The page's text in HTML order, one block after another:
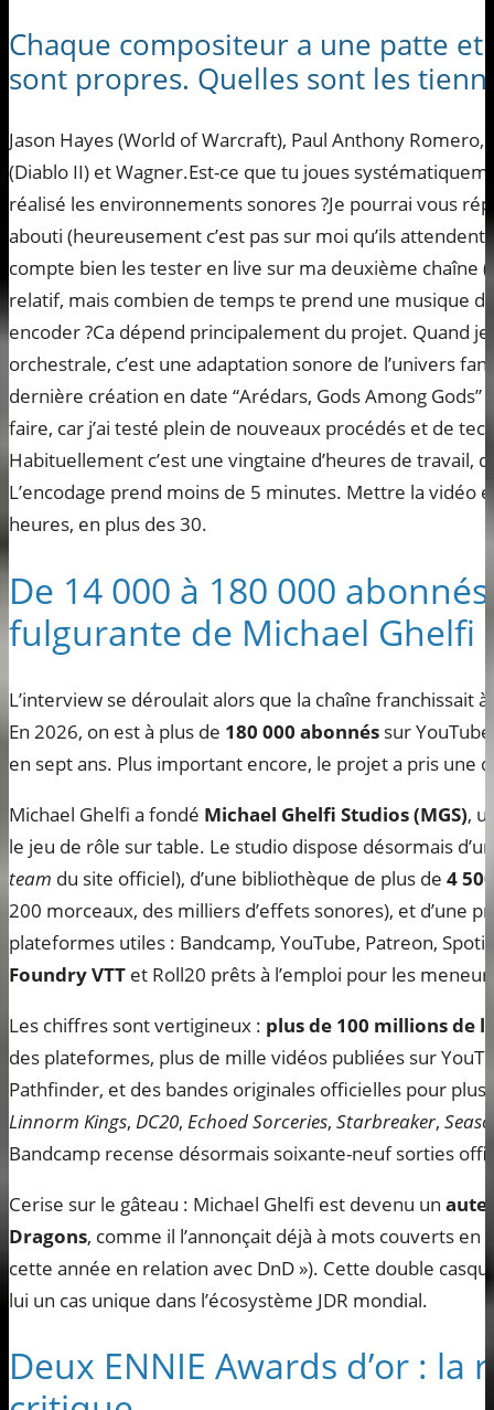
Chaque compositeur a une patte
sont propres. Quelles sont les
Jason Hayes (World of Warcraft), Paul Anthony
(Diablo II) et Wagner.Est-ce que tu joues
réalisé les environnements sonores ?Je pourrai vous
abouti (heureusement c’est pas sur moi qu’ils
compte bien les tester en live sur ma deuxième chaîne
relatif, mais combien de temps te prend une musique
encoder ?Ca dépend principalement du projet. Quand
orchestrale, c’est une adaptation sonore de l’univers
dernière création en date “Arédars, Gods Among Gods”
faire, car j’ai testé plein de nouveaux procédés et de
Habituellement c’est une vingtaine d’heures de travail,
L’encodage prend moins de 5 minutes. Mettre la vidéo
heures, en plus des 30.
De 14 000 à 180 000
fulgurante de Michael Ghelfi
L’interview se déroulait alors que la chaîne franchissait
En 2026, on est à plus de 180 000 abonnés sur
en sept ans. Plus important encore, le projet a pris une
Michael Ghelfi a fondé Michael Ghelfi Studios (MGS),
le jeu de rôle sur table. Le studio dispose désormais
team du site officiel), d’une bibliothèque de plus de 4
200 morceaux, des milliers d’effets sonores), et d’une
plateformes utiles : Bandcamp, YouTube, Patreon,
Foundry VTT et Roll20 prêts à l’emploi pour les
Les chiffres sont vertigineux : plus de 100 millions de
des plateformes, plus de mille vidéos publiées sur
Pathfinder, et des bandes originales officielles pour
Linnorm Kings, DC20, Echoed Sorceries, Starbreaker,
Bandcamp recense désormais soixante-neuf sorties
Cerise sur le gâteau : Michael Ghelfi est devenu un
Dragons, comme il l’annonçait déjà à mots couverts
cette année en relation avec DnD »). Cette double
lui un cas unique dans l’écosystème JDR mondial.
Deux ENNIE Awards d’or : la